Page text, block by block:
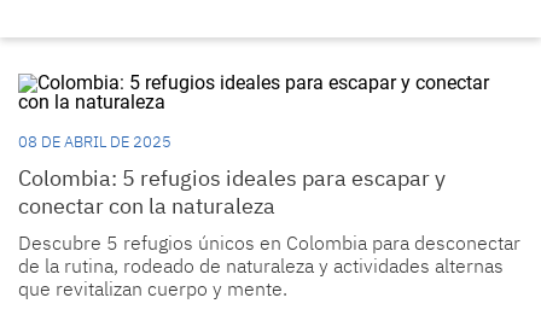
08 DE ABRIL DE 2025
Colombia: 5 refugios ideales para escapar y
conectar con la naturaleza
Descubre 5 refugios únicos en Colombia para desconectar
de la rutina, rodeado de naturaleza y actividades alternas
que revitalizan cuerpo y mente.